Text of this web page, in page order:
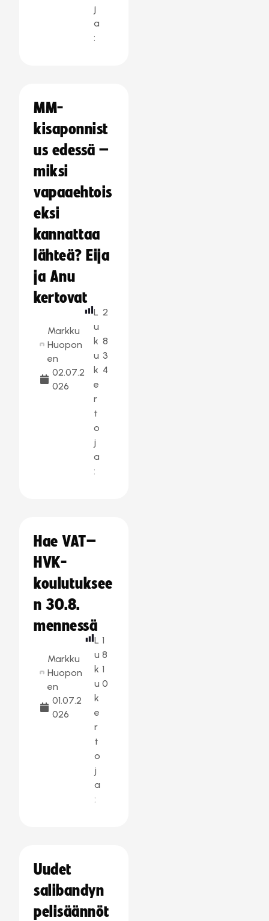
j
a
:
MM-
kisaponnist
us edessä –
miksi
vapaaehtois
eksi
kannattaa
lähteä? Eija
ja Anu
kertovat
Markku
Huopon
en
02.07.2
026
L
u
k
u
k
e
r
t
o
j
a
:
2
8
3
4
Hae VAT–
HVK-
koulutuksee
n 30.8.
mennessä
Markku
Huopon
en
01.07.2
026
L
u
k
u
k
e
r
t
o
j
a
:
1
8
1
0
Uudet
salibandyn
pelisäännöt